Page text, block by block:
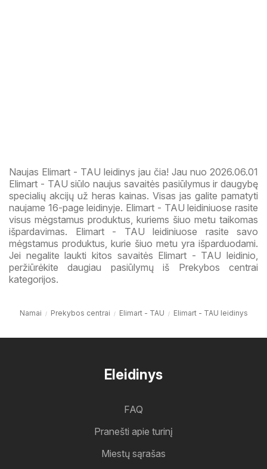
Naujas Elimart - TAU leidinys jau čia! Jau nuo 2026.06.01
Elimart - TAU siūlo naujus savaitės pasiūlymus ir daugybę
specialių akcijų už heras kainas. Visas jas galite pamatyti
naujame 16-page leidinyje. Elimart - TAU leidiniuose rasite
visus mėgstamus produktus, kuriems šiuo metu taikomas
išpardavimas. Elimart - TAU leidiniuose rasite savo
mėgstamus produktus, kurie šiuo metu yra išparduodami.
Jei negalite laukti kitos savaitės Elimart - TAU leidinio,
peržiūrėkite daugiau pasiūlymų iš Prekybos centrai
kategorijos.
Namai Prekybos centrai Elimart - TAU Elimart - TAU leidinys
Eleidinys
FAQ
Pranešti apie turinį
Miestų sąrašas